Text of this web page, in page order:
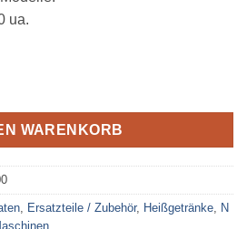
ua.
Menge
WARENKORB
, Ersatzteile / Zubehör, Heißgetränke, N